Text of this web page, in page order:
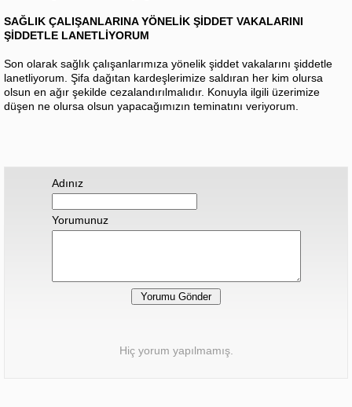
SAĞLIK ÇALIŞANLARINA YÖNELİK ŞİDDET VAKALARINI
ŞİDDETLE LANETLİYORUM
Son olarak sağlık çalışanlarımıza yönelik şiddet vakalarını şiddetle
lanetliyorum. Şifa dağıtan kardeşlerimize saldıran her kim olursa
olsun en ağır şekilde cezalandırılmalıdır. Konuyla ilgili üzerimize
düşen ne olursa olsun yapacağımızın teminatını veriyorum.
Adınız
Yorumunuz
Hiç yorum yapılmamış.